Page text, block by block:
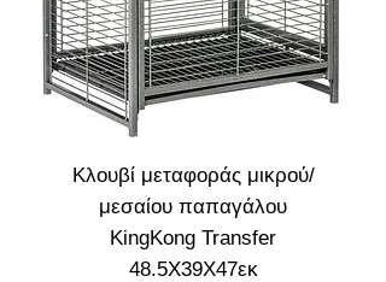
Κλουβί μεταφοράς μικρού/
μεσαίου παπαγάλου
KingKong Transfer
48.5X39X47εκ